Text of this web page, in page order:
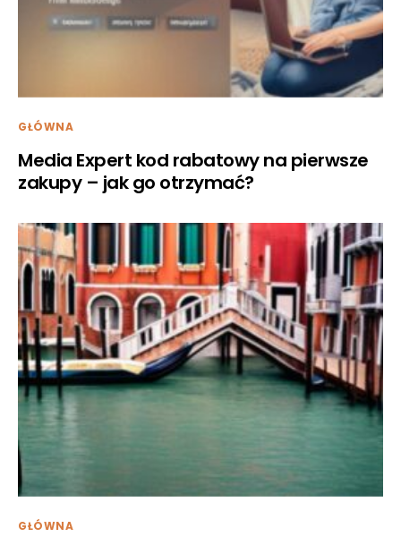
GŁÓWNA
Media Expert kod rabatowy na pierwsze
zakupy – jak go otrzymać?
GŁÓWNA